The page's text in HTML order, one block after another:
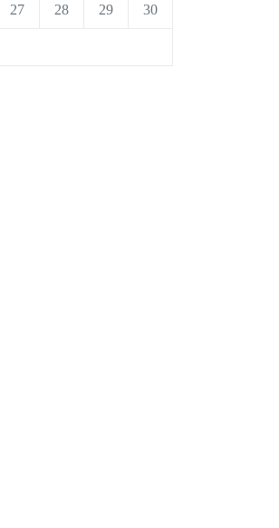
27 28 29 30